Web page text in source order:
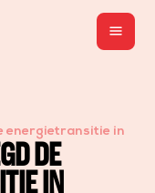
menu
energietransitie in
DE
IN